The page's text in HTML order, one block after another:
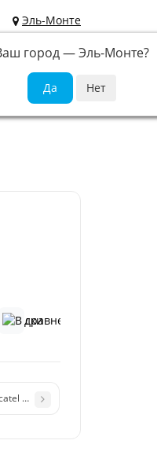
Эль-Монте
город —Эль-Монте?
0
OT-5022D (Pop Star 3G)